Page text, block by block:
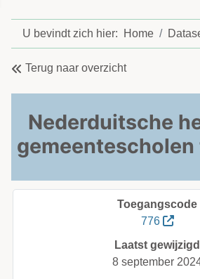
U bevindt zich hier: Home
Terug naar overzicht
Nederduitsche
Toegangscode
776
Laatst gewijzigd
8 september